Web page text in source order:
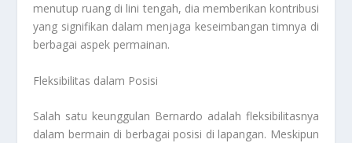
menutup ruang di lini tengah, dia memberikan kontribusi
yang signifikan dalam menjaga keseimbangan timnya di
berbagai aspek permainan.
Fleksibilitas dalam Posisi
Salah satu keunggulan Bernardo adalah fleksibilitasnya
dalam bermain di berbagai posisi di lapangan. Meskipun